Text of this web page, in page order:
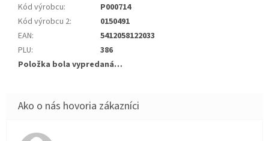
Kód výrobcu:
P000714
Kód výrobcu 2:
0150491
EAN:
5412058122033
PLU:
386
Položka bola vypredaná…